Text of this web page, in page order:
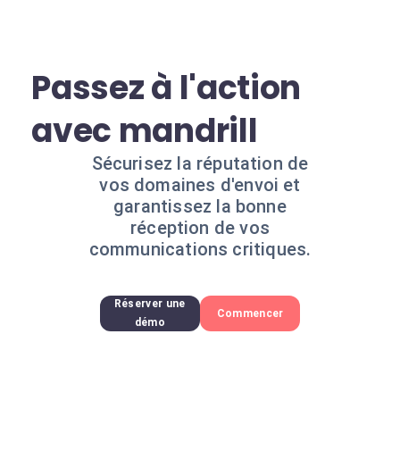
Passez à l'action
avec mandrill
Sécurisez la réputation de
vos domaines d'envoi et
garantissez la bonne
réception de vos
communications critiques.
Réserver une
démo
Commencer